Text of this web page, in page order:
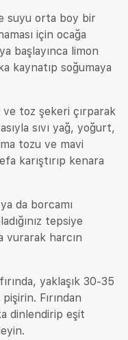
suyu orta boy bir
için ocağa
başlayınca limon
kaynatıp soğumaya
toz şekeri çırparak
sıvı yağ, yoğurt,
tozu ve mavi
karıştırıp kenara
da borcamı
tepsiye
vurarak harcın
yaklaşık 30-35
Fırından
dinlendirip eşit